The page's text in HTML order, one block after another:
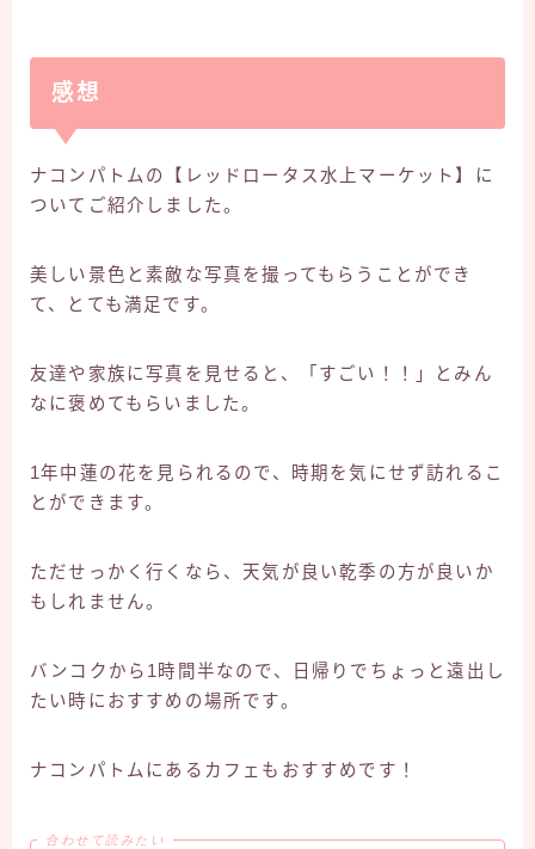
感想
ナコンパトムの【レッドロータス水上マーケット】に
ついてご紹介しました。
美しい景色と素敵な写真を撮ってもらうことができ
て、とても満足です。
友達や家族に写真を見せると、「すごい！！」とみん
なに褒めてもらいました。
1年中蓮の花を見られるので、時期を気にせず訪れるこ
とができます。
ただせっかく行くなら、天気が良い乾季の方が良いか
もしれません。
バンコクから1時間半なので、日帰りでちょっと遠出し
たい時におすすめの場所です。
ナコンパトムにあるカフェもおすすめです！
合わせて読みたい